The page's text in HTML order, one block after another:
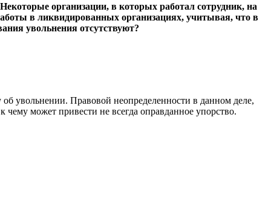
организации, в которых работал сотрудник, на
в ликвидированных организациях, учитывая, что в
увольнения отсутствуют?
увольнении. Правовой неопределенности в данном деле,
может привести не всегда оправданное упорство.